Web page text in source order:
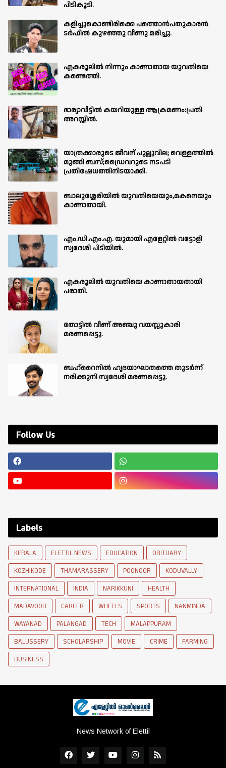
പിടികൂടി.
കളിച്ചുകൊണ്ടിരിക്കെ പത്തൊൻപതുകാരൻ
ടർഫിൽ കുഴഞ്ഞു വീണു മരിച്ചു.
എകരൂലിൽ നിന്നും കാണാതായ യുവതിയെ
കണ്ടെത്തി.
ഭാര്യാവീട്ടിൽ കയറിയുള്ള ആക്രമണം:പ്രതി
അറസ്റ്റിൽ.
യാത്രക്കാരുടെ ജീവന് പുല്ലുവില; വെള്ളത്തിൽ
മുങ്ങി ബസ്;ഡ്രൈവറുടെ നടപടി
പ്രതിഷേധത്തിനിടയാക്കി.
ബാലുശ്ശേരിയില്‍ യുവതിയെയും,മകനെയും
കാണാതായി.
എം.ഡി.എം.എ. യുമായി എളേറ്റിൽ വട്ടോളി
സ്വദേശി പിടിയിൽ.
എകരൂലിൽ യുവതിയെ കാണാതായതായി
പരാതി.
തോട്ടിൽ വീണ് അഞ്ചു വയസ്സുകാരി
മരണപ്പെട്ടു.
ബഹ്‌റൈനിൽ ഹൃദയാഘാതത്തെ തുടർന്ന്
നരിക്കുനി സ്വദേശി മരണപ്പെട്ടു.
Follow Us
Labels
KERALA ELETTIL NEWS EDUCATION
OBITUARY
KOZHIKODE
THAMARASSERY POONOOR
KODUVALLY
INTERNATIONAL
INDIA NARIKKUNI
HEALTH
MADAVOOR
CAREER WHEELS SPORTS
NANMINDA
WAYANAD
PALANGAD TECH
MALAPPURAM
BALUSSERY
SCHOLARSHIP MOVIE CRIME
FARMING
BUSINESS
News Network of Elettil